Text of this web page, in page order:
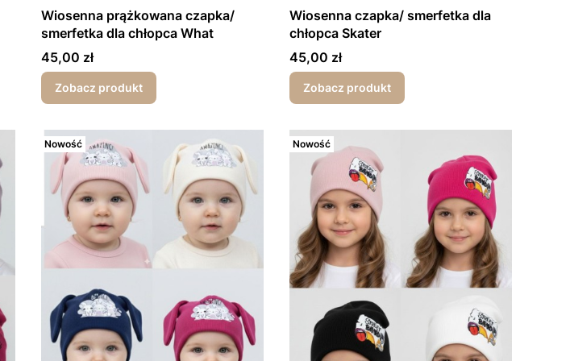
Wiosenna prążkowana czapka/
smerfetka dla chłopca What
Cena
45,00 zł
Zobacz produkt
Wiosenna czapka/ smerfetka dla
chłopca Skater
Cena
45,00 zł
Zobacz produkt
Nowość Nowość